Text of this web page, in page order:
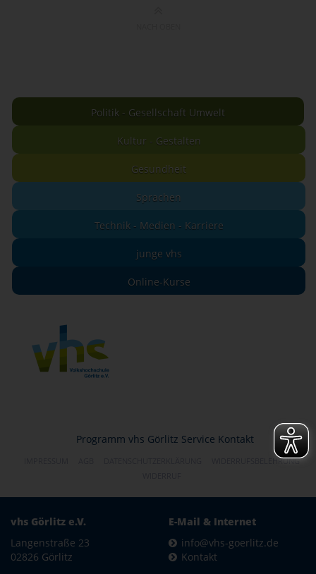
Politik - Gesellschaft Umwelt
Kultur - Gestalten
Gesundheit
Sprachen
Technik - Medien - Karriere
junge vhs
Online-Kurse
Programm vhs Görlitz Service Kontakt
WIDERRUFSBELEHRUNG
vhs Görlitz e.V.
Langenstraße 23
02826 Görlitz
E-Mail & Internet
info@vhs-goerlitz.de
Kontakt